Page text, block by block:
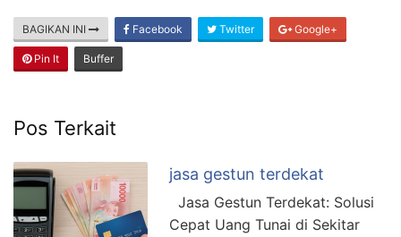
BAGIKAN INI Facebook Twitter Google+
Pin It Buffer
Pos Terkait
jasa gestun terdekat
Jasa Gestun Terdekat: Solusi
Cepat Uang Tunai di Sekitar